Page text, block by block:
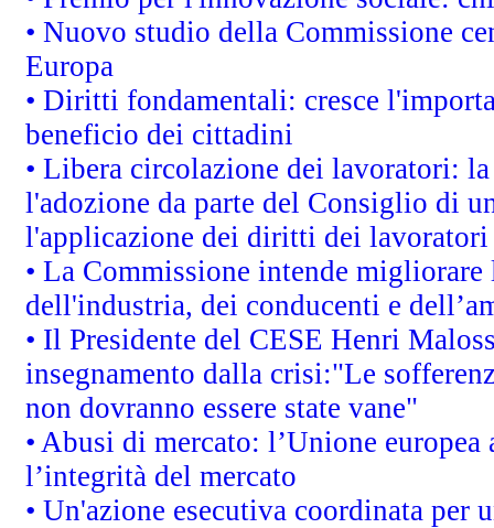
• Nuovo studio della Commissione
Europa
• Diritti fondamentali: cresce
beneficio dei cittadini
• Libera circolazione dei lavoratori:
l'adozione da parte del Consiglio di
l'applicazione dei diritti dei lavoratori
• La Commissione intende
dell'industria, dei conducenti e
• Il Presidente del CESE Henri
insegnamento dalla crisi:"Le
non dovranno essere state vane"
• Abusi di mercato: l’Unione
l’integrità del mercato
• Un'azione esecutiva coordinata